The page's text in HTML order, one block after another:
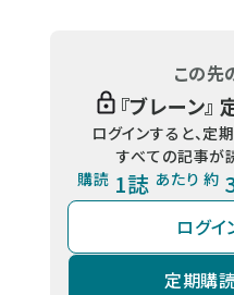
この先
『ブレーン』
ログインすると、定
すべての記事が
購読 1誌 あたり 約
ログイ
定期購